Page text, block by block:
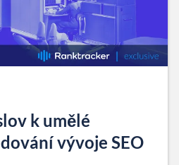
k umělé
vývoje SEO